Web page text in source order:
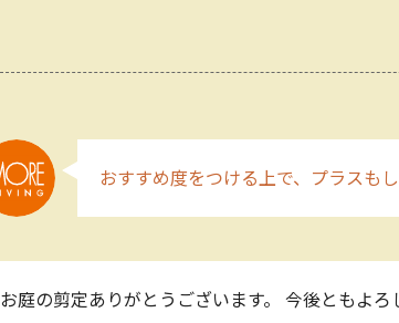
おすすめ度をつける上で、プラスも
お庭の剪定ありがとうございます。 今後ともよろ